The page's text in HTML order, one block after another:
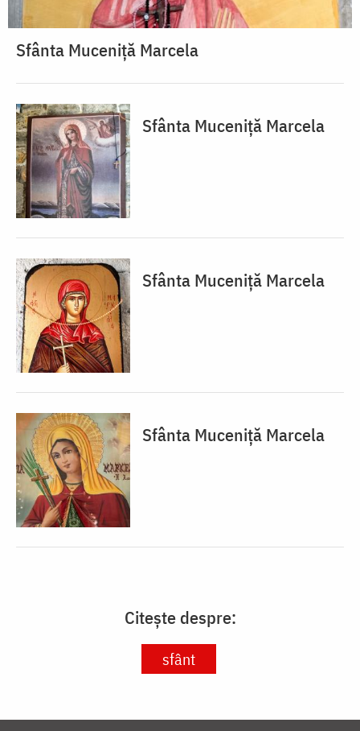
Sfânta Muceniță Marcela
Sfânta Muceniță Marcela
Sfânta Muceniță Marcela
Sfânta Muceniță Marcela
Citește despre:
sfânt